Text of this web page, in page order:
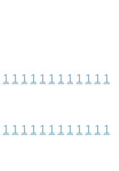
1 1 1 1 1 1 1 1 1 1 1 1
1 1 1 1 1 1 1 1 1 1 1 1